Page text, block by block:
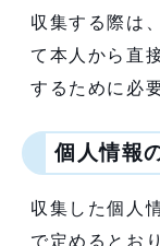
収集する際は
て本人から直
するために必
個人情報
収集した個人
で定めるとお